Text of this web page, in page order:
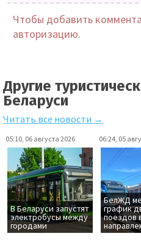
Чтобы добавить
авторизацию.
Другие
Беларуси
Читать все новости →
05:10, 06 августа 2026
В Беларуси запустят
электробусы между
городами
06:24, 05
БелЖД
график
поездов